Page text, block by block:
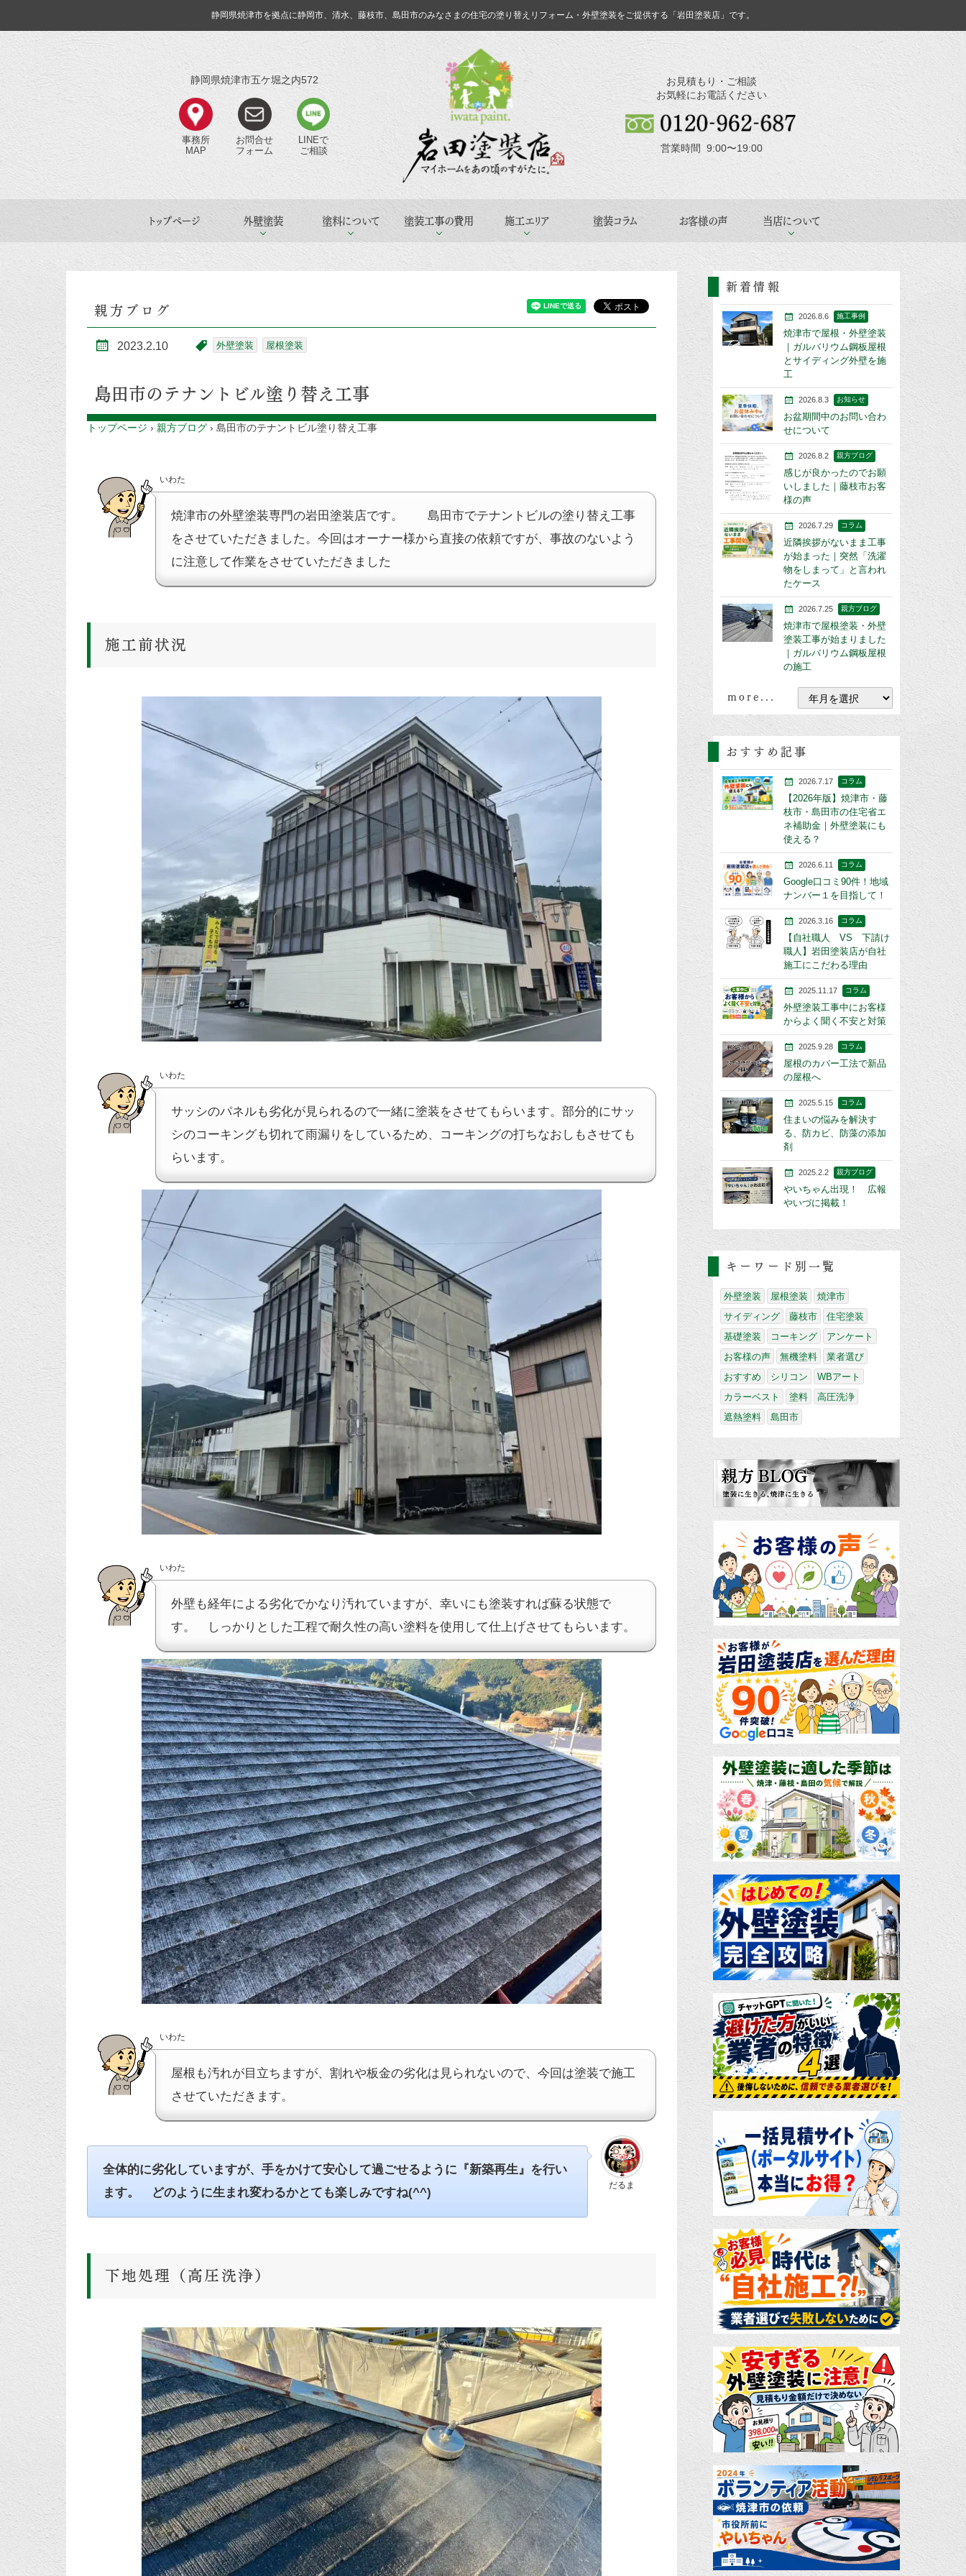
静岡県焼津市を拠点に静岡市、清水、藤枝市、島田市のみなさまの住宅の塗り替えリフォーム・外壁塗装をご提供する「岩田塗装店」です。
静岡県焼津市五ケ堀之内572
事務所
MAP
お問合せ
フォーム
LINEで
ご相談
お見積もり・ご相談
お気軽にお電話ください
営業時間 9:00〜19:00
トップページ 外壁塗装 塗料について 塗装工事の費用 施工エリア 塗装コラム お客様の声 当店について
親方ブログ
2023.2.10 外壁塗装 屋根塗装
島田市のテナントビル塗り替え工事
トップページ › 親方ブログ › 島田市のテナントビル塗り替え工事
いわた
焼津市の外壁塗装専門の岩田塗装店です。 島田市でテナントビルの塗り替え工事
をさせていただきました。今回はオーナー様から直接の依頼ですが、事故のないよう
に注意して作業をさせていただきました
施工前状況
いわた
サッシのパネルも劣化が見られるので一緒に塗装をさせてもらいます。部分的にサッ
シのコーキングも切れて雨漏りをしているため、コーキングの打ちなおしもさせても
らいます。
いわた
外壁も経年による劣化でかなり汚れていますが、幸いにも塗装すれば蘇る状態で
す。 しっかりとした工程で耐久性の高い塗料を使用して仕上げさせてもらいます。
いわた
屋根も汚れが目立ちますが、割れや板金の劣化は見られないので、今回は塗装で施工
させていただきます。
だるま
全体的に劣化していますが、手をかけて安心して過ごせるように『新築再生』を行い
ます。 どのように生まれ変わるかとても楽しみですね(^^)
下地処理（高圧洗浄）
新着情報
2026.8.6 施工事例
焼津市で屋根・外壁塗装
｜ガルバリウム鋼板屋根
とサイディング外壁を施
工
2026.8.3 お知らせ
お盆期間中のお問い合わ
せについて
2026.8.2 親方ブログ
感じが良かったのでお願
いしました｜藤枝市お客
様の声
2026.7.29 コラム
近隣挨拶がないまま工事
が始まった｜突然「洗濯
物をしまって」と言われ
たケース
2026.7.25 親方ブログ
焼津市で屋根塗装・外壁
塗装工事が始まりました
｜ガルバリウム鋼板屋根
の施工
more...
おすすめ記事
2026.7.17 コラム
【2026年版】焼津市・藤
枝市・島田市の住宅省エ
ネ補助金｜外壁塗装にも
使える？
2026.6.11 コラム
Google口コミ90件！地域
ナンバー１を目指して！
2026.3.16 コラム
【自社職人 VS 下請け
職人】岩田塗装店が自社
施工にこだわる理由
2025.11.17 コラム
外壁塗装工事中にお客様
からよく聞く不安と対策
2025.9.28 コラム
屋根のカバー工法で新品
の屋根へ
2025.5.15 コラム
住まいの悩みを解決す
る、防カビ、防藻の添加
剤
2025.2.2 親方ブログ
やいちゃん出現！ 広報
やいづに掲載！
キーワード別一覧
外壁塗装 屋根塗装
焼津市
サイディング
藤枝市
住宅塗装
基礎塗装
コーキング
アンケート
お客様の声
無機塗料
業者選び
おすすめ
シリコン
WBアート
カラーベスト
塗料
高圧洗浄
遮熱塗料
島田市